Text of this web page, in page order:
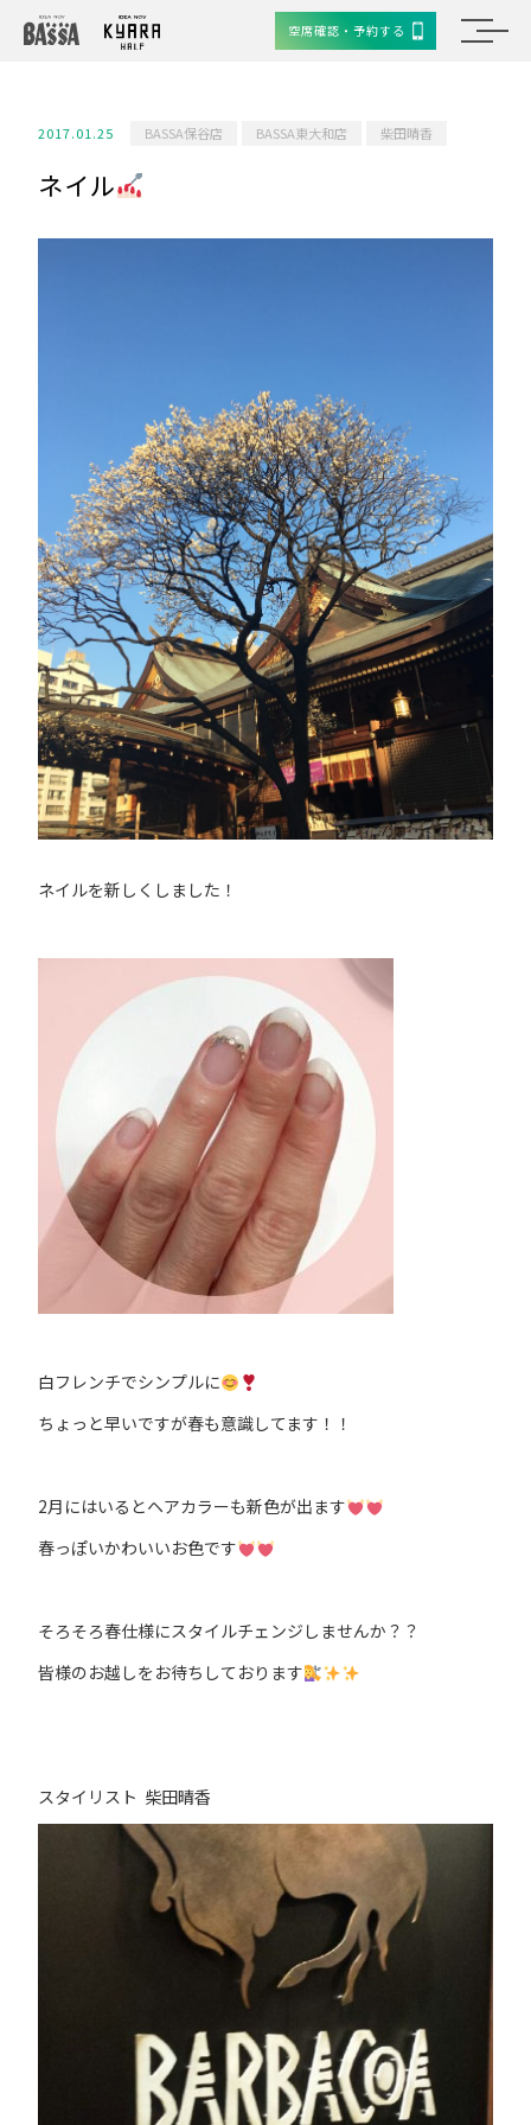
空席確認・予約する
2017.01.25 BASSA保谷店 BASSA東大和店 柴田晴香
ネイル
ネイルを新しくしました！
白フレンチでシンプルに
ちょっと早いですが春も意識してます！！
2月にはいるとヘアカラーも新色が出ます
春っぽいかわいいお色です
そろそろ春仕様にスタイルチェンジしませんか？？
皆様のお越しをお待ちしております
スタイリスト 柴田晴香